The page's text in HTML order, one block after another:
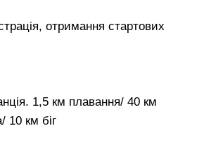
отримання стартових
1,5 км плавання/ 40 км
10 км біг